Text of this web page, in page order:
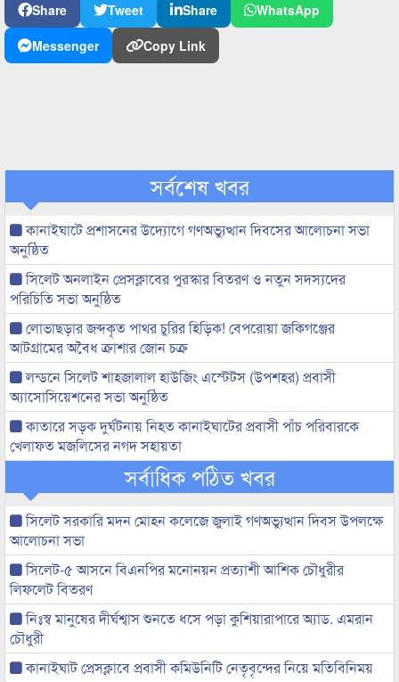
Share Tweet Share
WhatsApp
Messenger
Copy Link
সর্বশেষ খবর
কানাইঘাটে প্রশাসনের উদ্যোগে গণঅভ্যুত্থান দিবসের আলোচনা সভা
অনুষ্ঠিত
সিলেট অনলাইন প্রেসক্লাবের পুরস্কার বিতরণ ও নতুন সদস্যদের
পরিচিতি সভা অনুষ্ঠিত
লোভাছড়ার জব্দকৃত পাথর চুরির হিড়িক! বেপরোয়া জকিগঞ্জের
আটগ্রামের অবৈধ ক্রাশার জোন চক্র
লন্ডনে সিলেট শাহজালাল হাউজিং এস্টেটস (উপশহর) প্রবাসী
অ্যাসোসিয়েশনের সভা অনুষ্ঠিত
কাতারে সড়ক দুর্ঘটনায় নিহত কানাইঘাটের প্রবাসী পাঁচ পরিবারকে
খেলাফত মজলিসের নগদ সহায়তা
সর্বাধিক পঠিত খবর
সিলেট সরকারি মদন মোহন কলেজে জুলাই গণঅভ্যুত্থান দিবস উপলক্ষে
আলোচনা সভা
সিলেট-৫ আসনে বিএনপির মনোনয়ন প্রত্যাশী আশিক চৌধুরীর
লিফলেট বিতরণ
নিঃস্ব মানুষের দীর্ঘশ্বাস শুনতে ধসে পড়া কুশিয়ারাপারে অ্যাড. এমরান
চৌধুরী
কানাইঘাট প্রেসক্লাবে প্রবাসী কমিউনিটি নেতৃবৃন্দের নিয়ে মতিবিনিময়